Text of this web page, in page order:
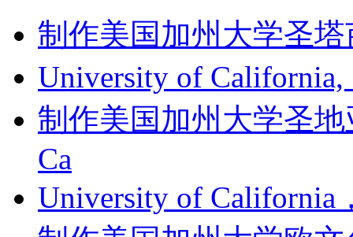
制作美国加州大学圣
University of California,
制作美国加州大学圣
Ca
University of California